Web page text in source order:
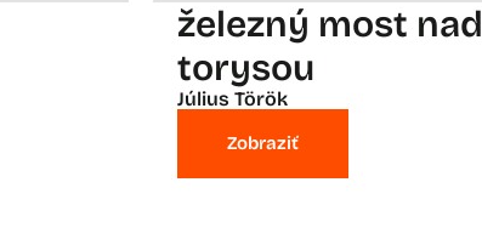
železný most nad
torysou
Július Török
Zobraziť